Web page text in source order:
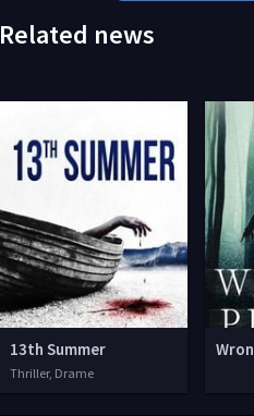
Related news
13th Summer
Thriller, Drame